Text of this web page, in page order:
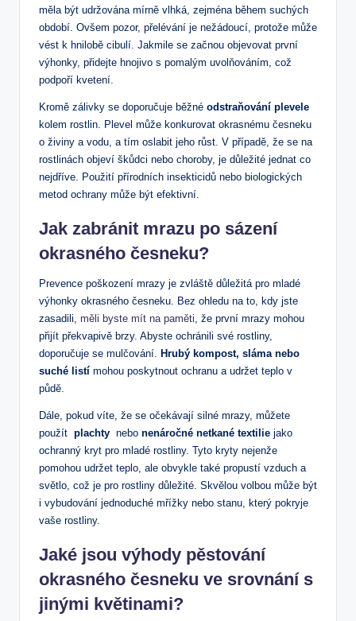
měla​ být udržována mírně‍ vlhká, zejména během⁤ suchých
období. Ovšem pozor, přelévání je nežádoucí, protože může
vést k​ hnilobě cibulí. ‌Jakmile se začnou objevovat ⁢první
výhonky, přidejte hnojivo s pomalým uvolňováním, což
podpoří kvetení.
Kromě zálivky se doporučuje běžné odstraňování plevele
kolem rostlin. Plevel může konkurovat okrasnému česneku⁢
o živiny a vodu, a tím oslabit jeho růst. V případě,‌ že se na
rostlinách objeví škůdci nebo choroby, je důležité jednat co
nejdříve. Použití přírodních insekticidů nebo biologických
metod ochrany může být ​efektivní.
Jak zabránit mrazu po⁣ sázení
okrasného česneku?
Prevence poškození mrazy je zvláště důležitá pro ⁤mladé
výhonky okrasného česneku. Bez ⁤ohledu na to,​ kdy jste​
zasadili, měli byste mít na paměti, že první mrazy ‌mohou
přijít překvapivě brzy. Abyste ‍ochránili své rostliny,
doporučuje ‌se mulčování. Hrubý kompost, sláma nebo
suché listí mohou poskytnout ⁢ochranu a udržet teplo ⁤v
půdě.
Dále, pokud víte, že se⁢ očekávají ⁣silné mrazy,⁣ můžete
použít ​ plachty ⁤ nebo nenáročné netkané textilie jako
ochranný kryt ⁣pro mladé rostliny. Tyto kryty nejenže
pomohou udržet teplo, ale obvykle‍ také propustí ‌vzduch a‌
světlo, což je pro rostliny důležité. Skvělou volbou⁤ může být
i vybudování jednoduché mřížky ​nebo stanu, ⁢který‌ pokryje
vaše rostliny.
Jaké jsou výhody pěstování
okrasného česneku ve‍ srovnání s
⁣jinými květinami?